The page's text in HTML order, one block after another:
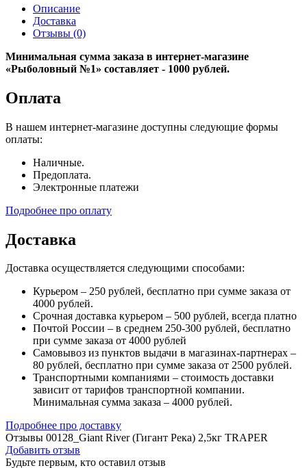
Описание
Доставка
Отзывы (0)
Минимальная сумма заказа в интернет-магазине
«Рыболовный №1» составляет - 1000 рублей.
Оплата
В нашем интернет-магазине доступны следующие формы
оплаты:
Наличные.
Предоплата.
Электронные платежи
Подробнее про оплату
Доставка
Доставка осуществляется следующими способами:
Курьером – 250 рублей, бесплатно при сумме заказа от
4000 рублей.
Срочная доставка курьером – 500 рублей, всегда платно
Почтой России – в среднем 250-300 рублей, бесплатно
при сумме заказа от 4000 рублей
Самовывоз из пунктов выдачи в магазинах-партнерах –
80 рублей, бесплатно при сумме заказа от 2500 рублей.
Транспортными компаниями – стоимость доставки
зависит от тарифов транспортной компании.
Минимальная сумма заказа – 4000 рублей.
Подробнее про доставку
Отзывы 00128_Giant River (Гигант Река) 2,5кг TRAPER
Добавить отзыв
Будьте первым, кто оставил отзыв